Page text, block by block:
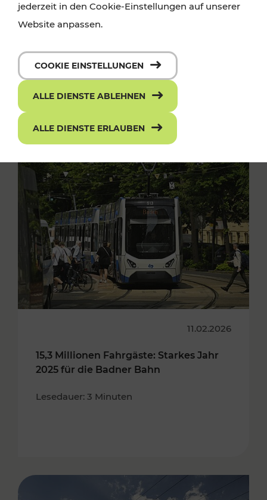
11.02.2026
15,3 Millionen Fahrgäste: Starkes Jahr
2025 für die Badner Bahn
Lesedauer: 3 Minuten
jederzeit in den Cookie-Einstellungen auf unserer
Website anpassen.
COOKIE EINSTELLUNGEN
ALLE DIENSTE ABLEHNEN
ALLE DIENSTE ERLAUBEN